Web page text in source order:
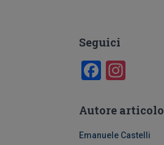
Seguici
F
c
e
In
a
gr
Autore articolo
Emanuele Castelli